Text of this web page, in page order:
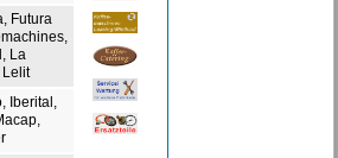
Futura
La
Lelit
Iberital,